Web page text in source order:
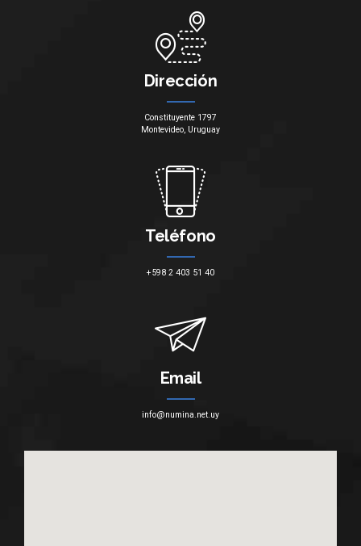
Dirección
Constituyente 1797
Montevideo, Uruguay
Teléfono
+598 2 403 51 40
Email
info@numina.net.uy